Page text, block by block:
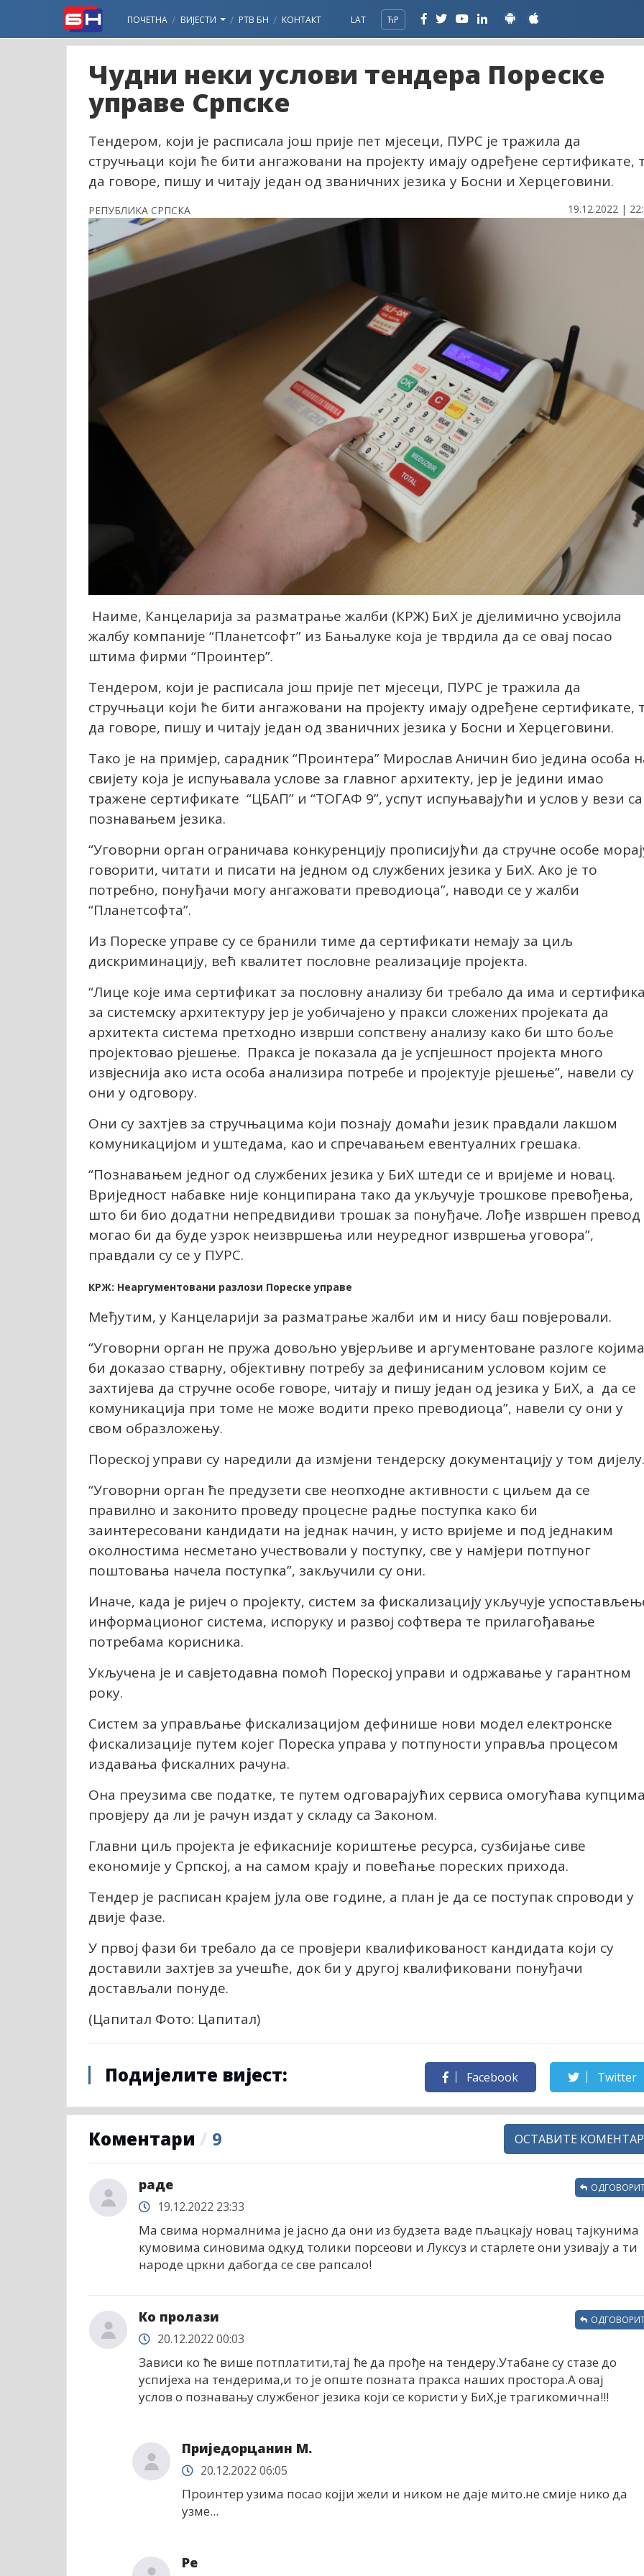
ПОЧЕТНА ВИЈЕСТИ РТВ БН КОНТАКТ LAT ЋР
Чудни неки услови тендера Пореске
управе Српске
Тендером, који је расписала још прије пет мјесеци, ПУРС је тражила да
стручњаци који ће бити ангажовани на пројекту имају одређене сертификате,
да говоре, пишу и читају један од званичних језика у Босни и Херцеговини.
РЕПУБЛИКА СРПСКА 19.12.2022 |
Наиме, Канцеларија за разматрање жалби (КРЖ) БиХ је дјелимично усвојила
жалбу компаније “Планетсофт” из Бањалуке која је тврдила да се овај посао
штима фирми “Проинтер”.
Тендером, који је расписала још прије пет мјесеци, ПУРС је тражила да
стручњаци који ће бити ангажовани на пројекту имају одређене сертификате,
да говоре, пишу и читају један од званичних језика у Босни и Херцеговини.
Тако је на примјер, сарадник “Проинтера” Мирослав Аничин био једина особа
свијету која је испуњавала услове за главног архитекту, јер је једини имао
тражене сертификате “ЦБАП” и “ТОГАФ 9”, успут испуњавајући и услов у вези са
познавањем језика.
“Уговорни орган ограничава конкуренцију прописијући да стручне особе
говорити, читати и писати на једном од службених језика у БиХ. Ако је то
потребно, понуђачи могу ангажовати преводиоца”, наводи се у жалби
“Планетсофта”.
Из Пореске управе су се бранили тиме да сертификати немају за циљ
дискриминацију, већ квалитет пословне реализације пројекта.
“Лице које има сертификат за пословну анализу би требало да има и
за системску архитектуру јер је уобичајено у пракси сложених пројеката да
архитекта система претходно изврши сопствену анализу како би што боље
пројектовао рјешење. Пракса је показала да је успјешност пројекта много
извјеснија ако иста особа анализира потребе и пројектује рјешење”, навели су
они у одговору.
Они су захтјев за стручњацима који познају домаћи језик правдали лакшом
комуникацијом и уштедама, као и спречавањем евентуалних грешака.
“Познавањем једног од службених језика у БиХ штеди се и вријеме и новац.
Вриједност набавке није конципирана тако да укључује трошкове превођења,
што би био додатни непредвидиви трошак за понуђаче. Лође извршен превод
могао би да буде узрок неизвршења или неуредног извршења уговора”,
правдали су се у ПУРС.
КРЖ: Неаргументовани разлози Пореске управе
Међутим, у Канцеларији за разматрање жалби им и нису баш повјеровали.
“Уговорни орган не пружа довољно увјерљиве и аргументоване разлоге којима
би доказао стварну, објективну потребу за дефинисаним условом којим се
захтијева да стручне особе говоре, читају и пишу један од језика у БиХ, а да се
комуникација при томе не може водити преко преводиоца”, навели су они у
свом образложењу.
Пореској управи су наредили да измјени тендерску документацију у том дијелу.
“Уговорни орган ће предузети све неопходне активности с циљем да се
правилно и законито проведу процесне радње поступка како би
заинтересовани кандидати на једнак начин, у исто вријеме и под једнаким
околностима несметано учествовали у поступку, све у намјери потпуног
поштовања начела поступка”, закључили су они.
Иначе, када је ријеч о пројекту, систем за фискализацију укључује
информационог система, испоруку и развој софтвера те прилагођавање
потребама корисника.
Укључена је и савјетодавна помоћ Пореској управи и одржавање у гарантном
року.
Систем за управљање фискализацијом дефинише нови модел електронске
фискализације путем којег Пореска управа у потпуности управља процесом
издавања фискалних рачуна.
Она преузима све податке, те путем одговарајућих сервиса омогућава
провјеру да ли је рачун издат у складу са Законом.
Главни циљ пројекта је ефикасније кориштење ресурса, сузбијање сиве
економије у Српској, а на самом крају и повећање пореских прихода.
Тендер је расписан крајем јула ове године, а план је да се поступак спроводи у
двије фазе.
У првој фази би требало да се провјери квалификованост кандидата који су
доставили захтјев за учешће, док би у другој квалификовани понуђачи
достављали понуде.
(Цапитал Фото: Цапитал)
Подијелите вијест: Facebook Twitter
Коментари / 9 ОСТАВИТЕ КОМЕНТАР
раде
19.12.2022 23:33
Ма свима нормалнима је јасно да они из будзета ваде пљацкају новац тајкунима
кумовима синовима одкуд толики порсеови и Луксуз и старлете они узивају а ти
народе цркни дабогда се све рапсало!
Ко пролази
20.12.2022 00:03
Зависи ко ће више потплатити,тај ће да прође на тендеру.Утабане су стазе до
успијеха на тендерима,и то је опште позната пракса наших простора.А овај
услов о познавању службеног језика који се користи у БиХ,је трагикомична!!!
Приједорцанин М.
20.12.2022 06:05
Проинтер узима посао којји жели и ником не даје мито.не смије нико да
узме...
Ре